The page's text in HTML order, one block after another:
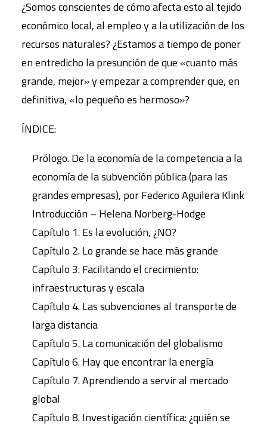
¿Somos conscientes de cómo afecta esto al tejido
económico local, al empleo y a la utilización de los
recursos naturales? ¿Estamos a tiempo de poner
en entredicho la presunción de que «cuanto más
grande, mejor» y empezar a comprender que, en
definitiva, «lo pequeño es hermoso»?
ÍNDICE:
Prólogo. De la economía de la competencia a la
economía de la subvención pública (para las
grandes empresas), por Federico Aguilera Klink
Introducción – Helena Norberg-Hodge
Capítulo 1. Es la evolución, ¿NO?
Capítulo 2. Lo grande se hace más grande
Capítulo 3. Facilitando el crecimiento:
infraestructuras y escala
Capítulo 4. Las subvenciones al transporte de
larga distancia
Capítulo 5. La comunicación del globalismo
Capítulo 6. Hay que encontrar la energía
Capítulo 7. Aprendiendo a servir al mercado
global
Capítulo 8. Investigación científica: ¿quién se